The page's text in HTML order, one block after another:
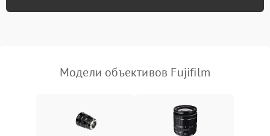
Модели объективов Fujifilm